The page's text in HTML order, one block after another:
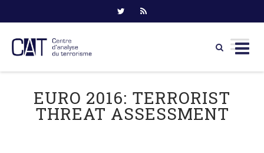
contentEURO 2016: TERRORIST
THREAT ASSESSMENT